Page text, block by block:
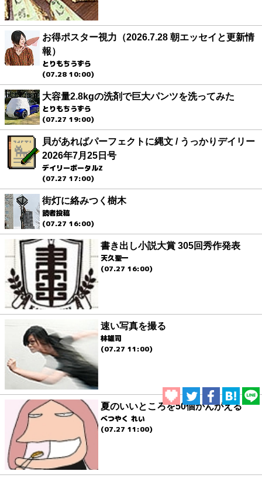
お得ポスター視力（2026.7.28 朝エッセイと更新情
報）
とりもちうずら
(07.28 10:00)
大容量2.8kgの洗剤で巨大パンツを洗ってみた
とりもちうずら
(07.27 19:00)
貝があればパーフェクトに縄文 / うっかりデイリー
2026年7月25日号
デイリーポータルZ
(07.27 17:00)
街灯に絡みつく樹木
読者投稿
(07.27 16:00)
書き出し小説大賞 305回秀作発表
天久聖一
(07.27 16:00)
速い写真を撮る
林雄司
(07.27 11:00)
夏のいいところを50個かんがえる
べつやく れい
(07.27 11:00)